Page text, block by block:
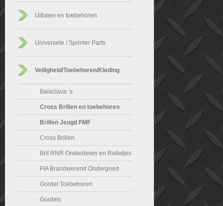
Uitlaten en toebehoren
Universele / Sprinter Parts
Veiligheid/Toebehoren/Kleding
Balaclava ’s
Cross Brillen en toebehoren
Brillen Jeugd FMF
Cross Brillen
Bril RNR Onderdelen en Rolletjes
FIA Brandwerend Ondergoed
Gordel Toebehoren
Gordels